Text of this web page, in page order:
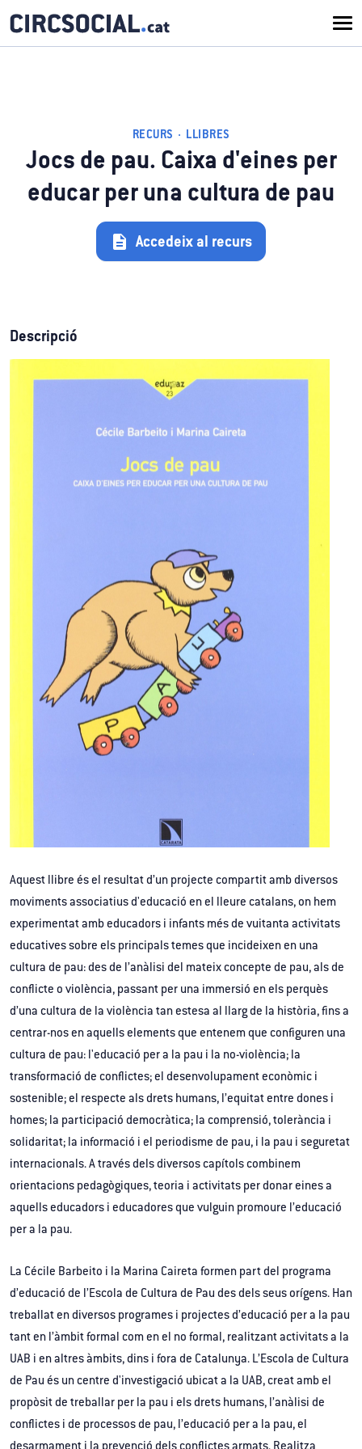
RECURS · LLIBRES
Jocs de pau. Caixa d'eines per
educar per una cultura de pau
description Accedeix al recurs
Descripció
Aquest llibre és el resultat d’un projecte compartit amb diversos
moviments associatius d'educació en el lleure catalans, on hem
experimentat amb educadors i infants més de vuitanta activitats
educatives sobre els principals temes que incideixen en una
cultura de pau: des de l’anàlisi del mateix concepte de pau, als de
conflicte o violència, passant per una immersió en els perquès
d’una cultura de la violència tan estesa al llarg de la història, fins a
centrar-nos en aquells elements que entenem que configuren una
cultura de pau: l'educació per a la pau i la no-violència; la
transformació de conflictes; el desenvolupament econòmic i
sostenible; el respecte als drets humans, l’equitat entre dones i
homes; la participació democràtica; la comprensió, tolerància i
solidaritat; la informació i el periodisme de pau, i la pau i seguretat
internacionals. A través dels diversos capítols combinem
orientacions pedagògiques, teoria i activitats per donar eines a
aquells educadors i educadores que vulguin promoure l’educació
per a la pau.
La Cécile Barbeito i la Marina Caireta formen part del programa
d’educació de l’Escola de Cultura de Pau des dels seus orígens. Han
treballat en diversos programes i projectes d’educació per a la pau
tant en l’àmbit formal com en el no formal, realitzant activitats a la
UAB i en altres àmbits, dins i fora de Catalunya. L’Escola de Cultura
de Pau és un centre d'investigació ubicat a la UAB, creat amb el
propòsit de treballar per la pau i els drets humans, l’anàlisi de
conflictes i de processos de pau, l’educació per a la pau, el
desarmament i la prevenció dels conflictes armats. Realitza